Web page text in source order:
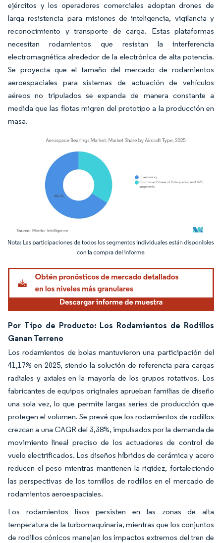
ejércitos y los operadores comerciales adoptan drones de
larga resistencia para misiones de inteligencia, vigilancia y
reconocimiento y transporte de carga. Estas plataformas
necesitan rodamientos que resistan la interferencia
electromagnética alrededor de la electrónica de alta potencia.
Se proyecta que el tamaño del mercado de rodamientos
aeroespaciales para sistemas de actuación de vehículos
aéreos no tripulados se expanda de manera constante a
medida que las flotas migren del prototipo a la producción en
masa.
Imagen © Mordor Intelligence. El uso requiere atribución según CC BY 4.0.
Por Tipo de Producto: Los Rodamientos de Rodillos
Ganan Terreno
Los rodamientos de bolas mantuvieron una participación del
41,17% en 2025, siendo la solución de referencia para cargas
radiales y axiales en la mayoría de los grupos rotativos. Los
fabricantes de equipos originales aprueban familias de diseño
una sola vez, lo que permite largas series de producción que
protegen el volumen. Se prevé que los rodamientos de rodillos
crezcan a una CAGR del 3,38%, impulsados por la demanda de
movimiento lineal preciso de los actuadores de control de
vuelo electrificados. Los diseños híbridos de cerámica y acero
reducen el peso mientras mantienen la rigidez, fortaleciendo
las perspectivas de los tornillos de rodillos en el mercado de
rodamientos aeroespaciales.
Los rodamientos lisos persisten en las zonas de alta
temperatura de la turbomaquinaria, mientras que los conjuntos
de rodillos cónicos manejan los impactos extremos del tren de